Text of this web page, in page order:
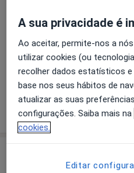
burnout.
de Trabalho.
Prevenção de Riscos
Coaching Psicológico
Luto Perinatal
maisSobre mim
Mostrar
A sua privacidade é
Ao aceitar, permite-nos a
utilizar cookies (ou
recolher dados estatísticos
base nos seus hábitos de
atualizar as suas
configurações. Saiba mais na
cookies.
Editar